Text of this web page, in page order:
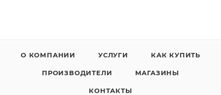
О КОМПАНИИ УСЛУГИ КАК КУПИТЬ
ПРОИЗВОДИТЕЛИ МАГАЗИНЫ
КОНТАКТЫ